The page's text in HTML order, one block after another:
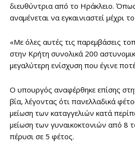
διευθύντρια από το Ηράκλειο.
αναμένεται να εγκαινιαστεί μέχρι
«Με όλες αυτές τις παρεμβάσεις
στην Κρήτη συνολικά 200
μεγαλύτερη ενίσχυση που έγινε
Ο υπουργός αναφέρθηκε επίσης
βία, λέγοντας ότι πανελλαδικά
μείωση των καταγγελιών κατά
μείωση των γυναικοκτονιών από 8
πέρυσι σε 5 φέτος.